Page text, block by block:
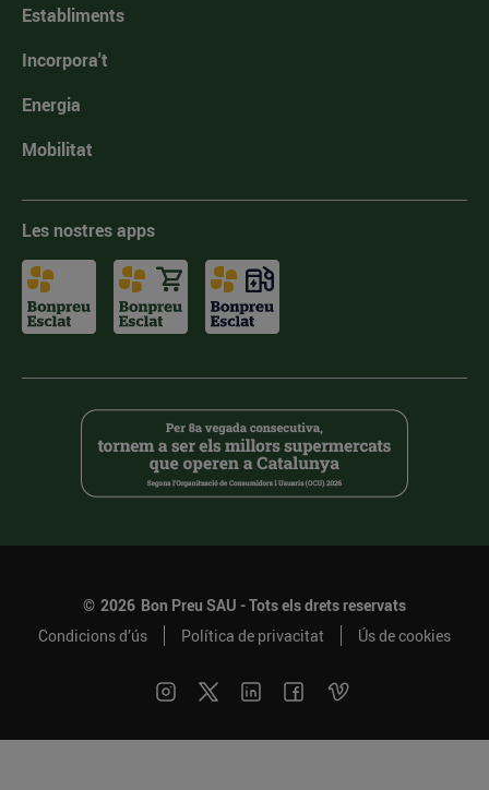
Establiments
Incorpora't
Energia
Mobilitat
Les nostres apps
© 2026 Bon Preu SAU - Tots els drets reservats
Condicions d’ús
Política de privacitat Ús de cookies